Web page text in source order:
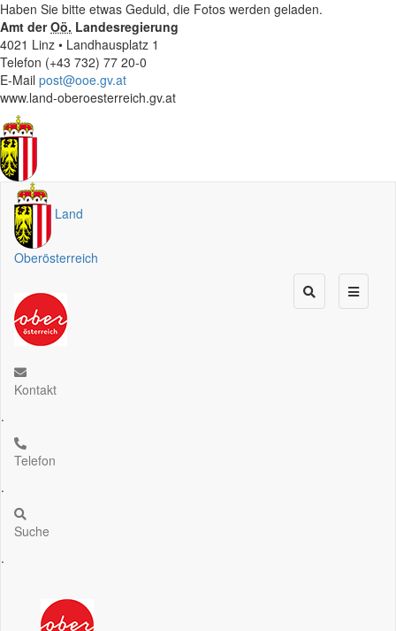
Haben Sie bitte etwas Geduld, die Fotos werden geladen.
Amt derOö. Landesregierung
4021 Linz • Landhausplatz 1
Telefon (+43 732) 77 20-0
E-Mail post@ooe.gv.at
www.land-oberoesterreich.gv.at
Land
Oberösterreich
Kontakt
.
Telefon
.
Suche
.